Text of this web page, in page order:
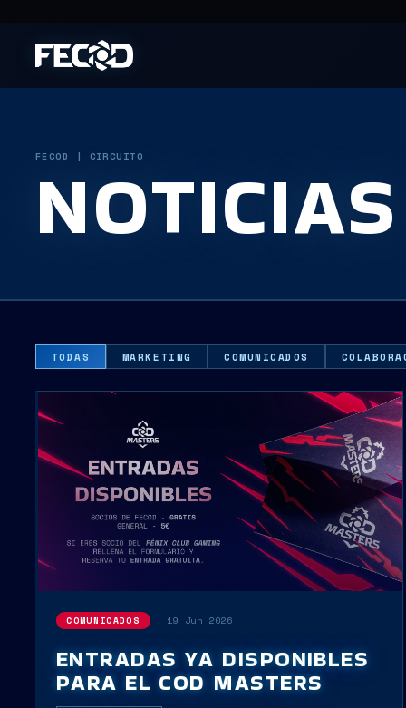
FECOD | CIRCUITO
NOTICIAS
TODAS MARKETING COMUNICADOS
COMUNICADOS 19 Jun 2026
ENTRADAS YA DISPONIBLES
PARA EL COD MASTERS